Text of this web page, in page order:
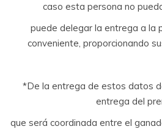
caso esta persona no
puede delegar la entrega a la
conveniente, proporcionando
*De la entrega de estos datos
entrega del
que será coordinada entre el